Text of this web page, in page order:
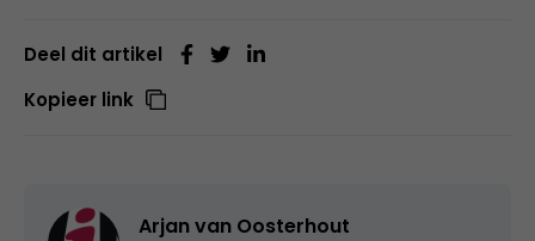
Deel dit artikel
Kopieer link
Arjan van Oosterhout